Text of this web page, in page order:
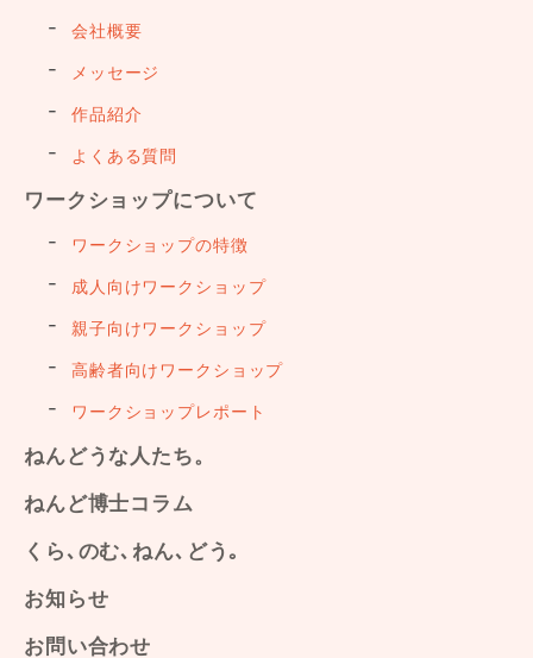
会社概要
メッセージ
作品紹介
よくある質問
ワークショップについて
ワークショップの特徴
成人向けワークショップ
親子向けワークショップ
高齢者向けワークショップ
ワークショップレポート
ねんどうな人たち。
ねんど博士コラム
くら､のむ､ねん､どう｡
お知らせ
お問い合わせ